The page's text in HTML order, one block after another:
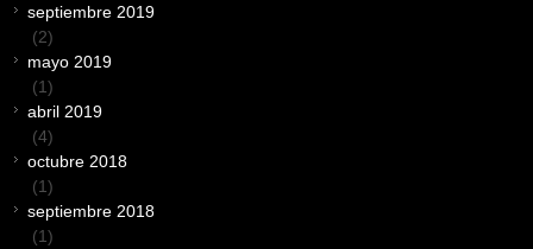
septiembre 2019
(2)
mayo 2019
(1)
abril 2019
(4)
octubre 2018
(1)
septiembre 2018
(1)